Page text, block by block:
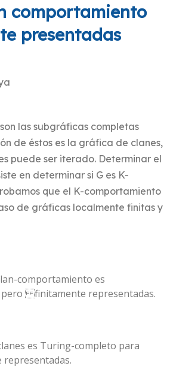
comportamiento
presentadas
las subgráficas completas
de éstos es la gráfica de clanes,
puede ser iterado. Determinar el
en determinar si G es K-
que el K-comportamiento
de gráficas localmente finitas y
comportamiento es
finitamente representadas.
es Turing-completo para